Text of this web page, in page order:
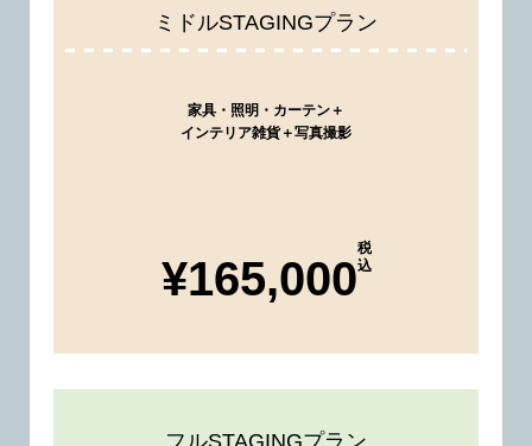
ミドルSTAGINGプラン
家具・照明・カーテン＋
インテリア雑貨＋写真撮影
¥165,000
税
込
フルSTAGINGプラン